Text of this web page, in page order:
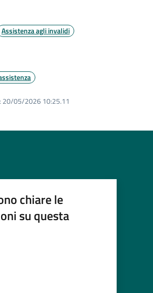
Assistenza agli invalidi
20/05/2026 10:25.11
chiare le
su questa